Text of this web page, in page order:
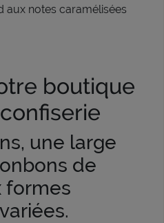
aux notes caramélisées
boutique
une large
de
formes